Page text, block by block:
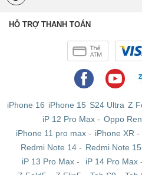
HỖ TRỢ THANH TOÁN
iPhone 16 iPhone 15 S24 Ultra Z
iP 12 Pro Max- Oppo
iPhone 11 pro max- iPhone XR -
Redmi Note 14 - Redmi Note 15
iP 13 Pro Max - iP 14 Pro Max -